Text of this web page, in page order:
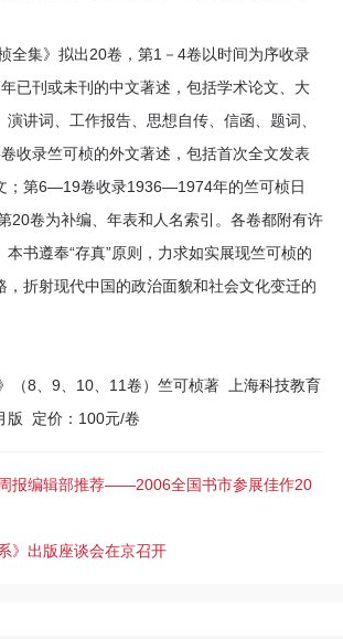
集》拟出20卷，第1－4卷以时间为序收录
已刊或未刊的中文著述，包括学术论文、大
讲词、工作报告、思想自传、信函、题词、
收录竺可桢的外文著述，包括首次全文发表
；第6—19卷收录1936—1974年的竺可桢日
20卷为补编、年表和人名索引。各卷都附有许
本书遵奉“存真”原则，力求如实展现竺可桢的
，折射现代中国的政治面貌和社会文化变迁的
8、9、10、11卷）竺可桢著 上海科技教育
版 定价：100元/卷
报编辑部推荐——2006全国书市参展佳作20
》出版座谈会在京召开